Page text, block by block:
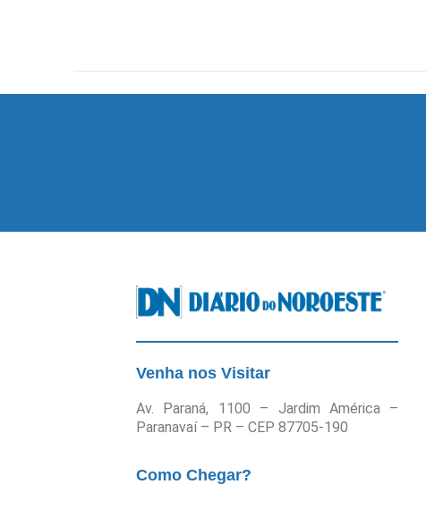
Venha nos Visitar
Av. Paraná, 1100 – Jardim América –
Paranavaí – PR – CEP 87705-190
Como Chegar?